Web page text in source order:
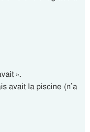
».
avait la piscine (n’a